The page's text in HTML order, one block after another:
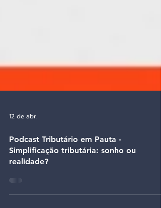
12 de abr.
Podcast Tributário em Pauta -
realidade?